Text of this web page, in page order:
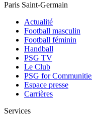
Paris Saint-Germain
Actualité
Football masculin
Football féminin
Handball
PSG TV
Le Club
PSG for
Espace presse
Carrières
Services